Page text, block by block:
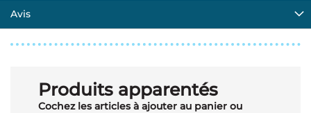
Avis
Produits apparentés
Cochez les articles à ajouter au panier ou